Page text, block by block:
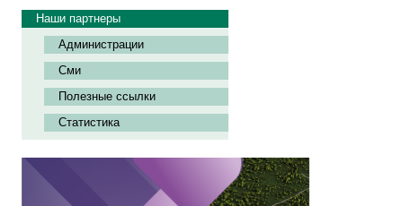
Наши партнеры
Администрации
Сми
Полезные ссылки
Статистика